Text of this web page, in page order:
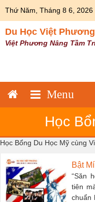
Thứ Năm, Tháng 8 6, 2026
Du Học Việt Phương
Việt Phương Nâng Tầm
Học
Học Bổng Du Học Mỹ cùng
Bật
“Săn
tiên
chuẩn